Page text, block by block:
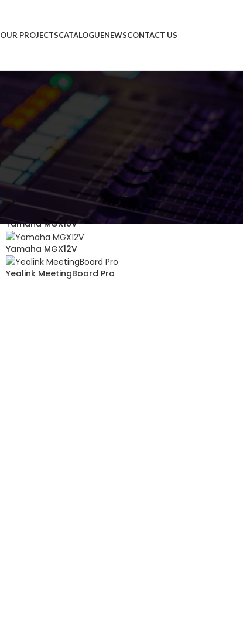
OUR PROJECTSCATALOGUENEWSCONTACT US
PRODUCTS
Neat Bar Gen 2
Neat Bar BYOD
Yamaha MGX16V
Yamaha MGX12V
Yealink MeetingBoard Pro